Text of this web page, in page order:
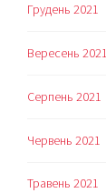
Грудень 2021
Вересень 2021
Серпень 2021
Червень 2021
Травень 2021